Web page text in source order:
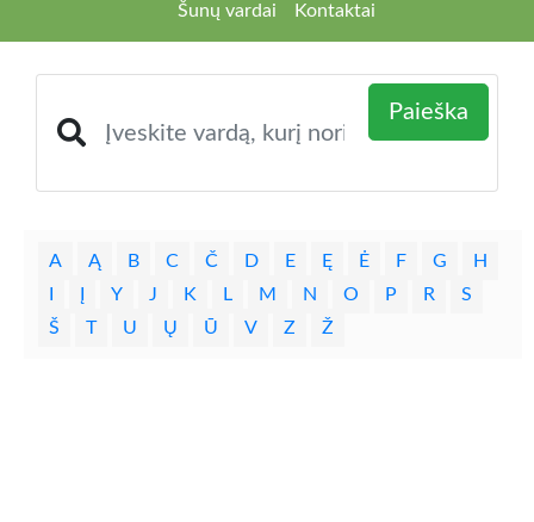
Šunų vardai
Kontaktai
Paieška
A Ą B C Č D E Ę Ė F G
H
Y J K L M N O P R
S
Š
T U Ų Ū V Z Ž